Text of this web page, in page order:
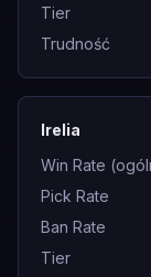
Tier
Trudność
Irelia
Win Rate
Pick Rate
Ban Rate
Tier